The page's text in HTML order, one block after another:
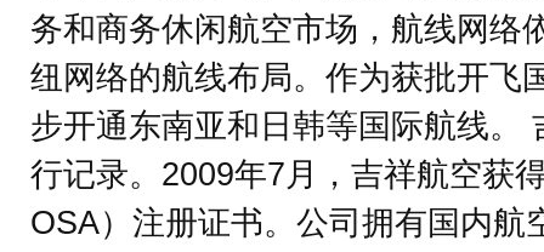
务和商务休闲航空市场，航线网络
纽网络的航线布局。作为获批开飞
步开通东南亚和日韩等国际航线。
行记录。2009年7月，吉祥航空获
OSA）注册证书。公司拥有国内